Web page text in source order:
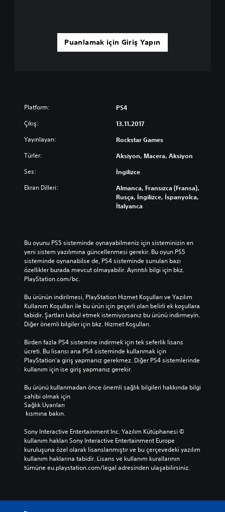
Puanlamak için Giriş Yapın
Platform: PS4
Çıkış: 13.11.2017
Yayınlayan: Rockstar Games
Türler: Aksiyon, Macera, Aksiyon
Ses: İngilizce
Ekran Dilleri:
Almanca, Fransızca (Fransa),
Rusça, İngilizce, İspanyolca,
İtalyanca
Bu oyunu PS5 sisteminde oynayabilmeniz için sisteminizin en
yeni sistem yazılımına güncellenmesi gerekir. Bu oyun PS5
sisteminde oynanabilse de, PS4 sisteminde sunulan bazı
özellikler burada mevcut olmayabilir. Ayrıntılı bilgi için bkz.
PlayStation.com/bc.
Bu ürünün indirilmesi, PlayStation Hizmet Koşulları ve Yazılım
Kullanım Koşulları ile bu ürün için geçerli olan belirli ek koşullara
tabidir. Şartları kabul etmek istemiyorsanız bu ürünü indirmeyin.
Diğer önemli bilgiler için bkz. Hizmet Koşulları.
Birden fazla PS4 sistemine indirmek için tek seferlik lisans
ücreti. Bu lisansı ana PS4 sisteminde kullanmak için
PlayStation'a giriş yapmanız gerekmez. Diğer PS4 sistemlerinde
kullanım için ise giriş yapmanız gerekir.
Bu ürünü kullanmadan önce önemli sağlık bilgileri hakkında bilgi
sahibi olmak için
Sağlık Uyarıları
kısmına bakın.
Sony Interactive Entertainment Inc. Yazılım Kütüphanesi ©
kullanım hakları Sony Interactive Entertainment Europe
kuruluşuna özel olarak lisanslanmıştır ve bu çerçevedeki yazılım
kullanım haklarına tabidir. Lisans ve kullanım kurallarının
tümüne eu.playstation.com/legal adresinden ulaşabilirsiniz.